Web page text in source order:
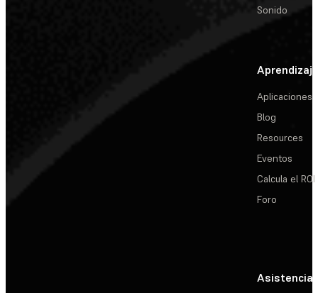
Sonido
Aprendizaje
Aplicaciones
Blog
Resources
Eventos
Calcula el ROI
Foro
Asistencia